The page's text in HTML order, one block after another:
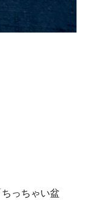
っちゃい盆